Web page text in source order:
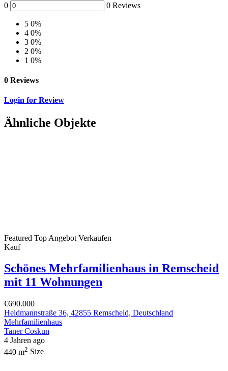
0 0 Reviews
5 0%
4 0%
3 0%
2 0%
1 0%
0 Reviews
Login for Review
Ähnliche Objekte
Featured Top Angebot Verkaufen
Kauf
Schönes Mehrfamilienhaus in Remscheid
mit 11 Wohnungen
€690.000
Heidmannstraße 36, 42855 Remscheid, Deutschland
Mehrfamilienhaus
Taner Coskun
4 Jahren ago
440 m2 Size